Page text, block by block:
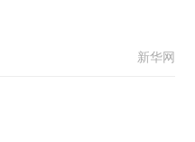
新华网